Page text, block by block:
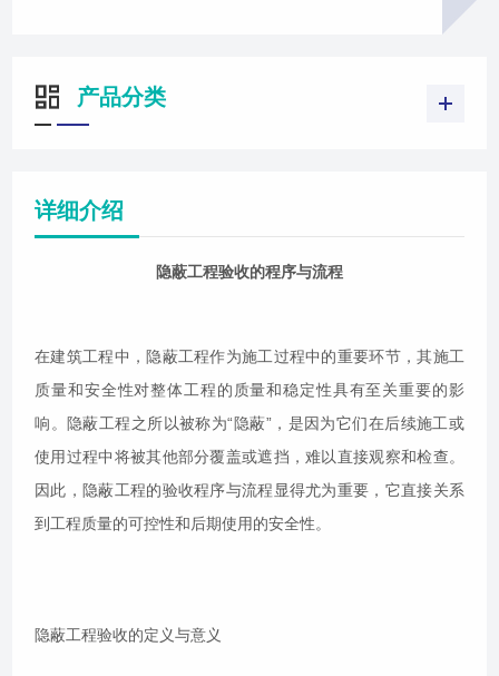
产品分类
详细介绍
隐蔽工程验收的程序与流程
在建筑工程中，隐蔽工程作为施工过程中的重要环节，其施工
质量和安全性对整体工程的质量和稳定性具有至关重要的影
响。隐蔽工程之所以被称为“隐蔽”，是因为它们在后续施工或
使用过程中将被其他部分覆盖或遮挡，难以直接观察和检查。
因此，隐蔽工程的验收程序与流程显得尤为重要，它直接关系
到工程质量的可控性和后期使用的安全性。
隐蔽工程验收的定义与意义